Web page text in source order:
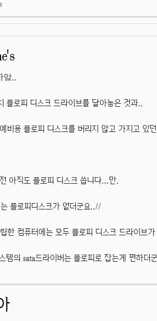
앜..
플로피 디스크 드라이브를 달아놓은 것과..
비용 플로피 디스크를 버리지 않고 가지고 있
아직도 플로피 디스크 씁니다...만.
플로피디스크가 없더군요..//
한 컴퓨터에는 모두 플로피 디스크 드라이브
템의 sata드라이버는 플로피로 잡는게 편하더